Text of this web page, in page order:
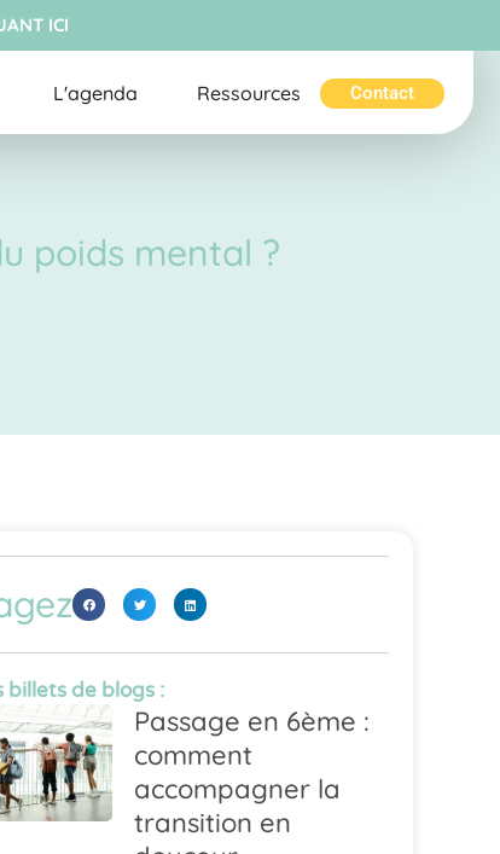
ICI
L'agenda Ressources Contact
poids mental ?
billets de blogs :
Passage en 6ème :
comment
accompagner la
transition en